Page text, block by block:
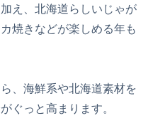
え、北海道らしいじゃが
焼きなどが楽しめる年も
、海鮮系や北海道素材を
ぐっと高まります。